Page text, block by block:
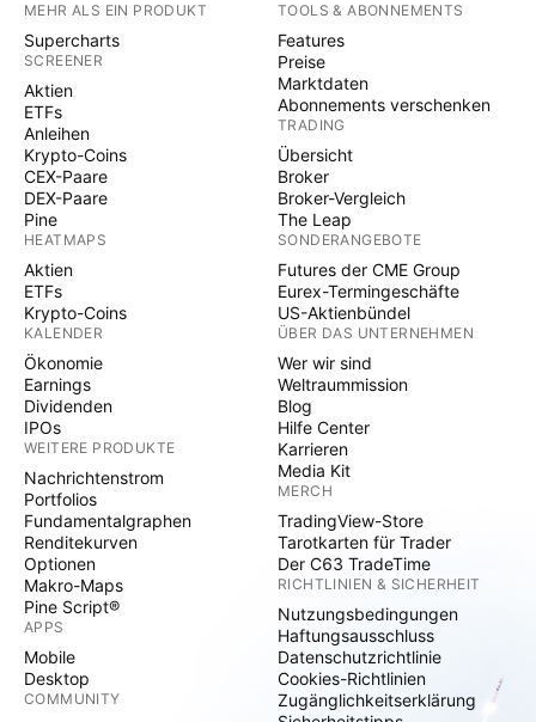
MEHR ALS EIN PRODUKT
Supercharts
SCREENER
Aktien
ETFs
Anleihen
Krypto-Coins
CEX-Paare
DEX-Paare
Pine
HEATMAPS
Aktien
ETFs
Krypto-Coins
KALENDER
Ökonomie
Earnings
Dividenden
IPOs
WEITERE PRODUKTE
Nachrichtenstrom
Portfolios
Fundamentalgraphen
Renditekurven
Optionen
Makro-Maps
Pine Script®
APPS
Mobile
Desktop
COMMUNITY
TOOLS & ABONNEMENTS
Features
Preise
Marktdaten
Abonnements verschenken
TRADING
Übersicht
Broker
Broker-Vergleich
The Leap
SONDERANGEBOTE
Futures der CME Group
Eurex-Termingeschäfte
US-Aktienbündel
ÜBER DAS UNTERNEHMEN
Wer wir sind
Weltraummission
Blog
Hilfe Center
Karrieren
Media Kit
MERCH
TradingView-Store
Tarotkarten für Trader
Der C63 TradeTime
RICHTLINIEN & SICHERHEIT
Nutzungsbedingungen
Haftungsausschluss
Datenschutzrichtlinie
Cookies-Richtlinien
Zugänglichkeitserklärung